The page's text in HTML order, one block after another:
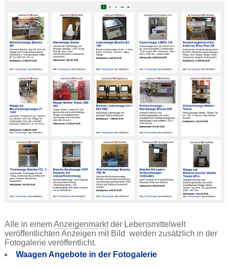
Alle in einemAnzeigenmarktder Lebensmittelwelt
veröffentlichten Anzeigen mit Bild werden zusätzlich in der
Fotogalerie veröffentlicht.
Waagen Angebote in der Fotogalerie